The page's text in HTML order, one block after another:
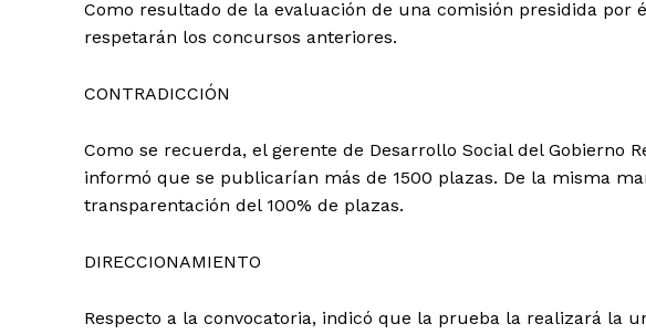
Como resultado de la evaluación de una comisión presidida por
respetarán los concursos anteriores.
CONTRADICCIÓN
Como se recuerda, el gerente de Desarrollo Social del Gobierno
informó que se publicarían más de 1500 plazas. De la misma
transparentación del 100% de plazas.
DIRECCIONAMIENTO
Respecto a la convocatoria, indicó que la prueba la realizará la